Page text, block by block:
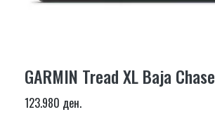
GARMIN Tread XL Baja Chase
123.980 ден.